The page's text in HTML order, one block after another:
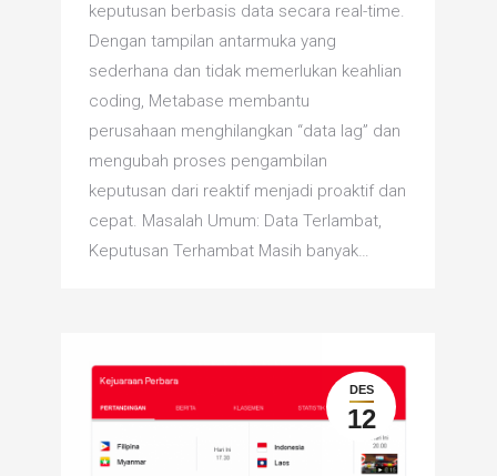
keputusan berbasis data secara real-time.
Dengan tampilan antarmuka yang
sederhana dan tidak memerlukan keahlian
coding, Metabase membantu
perusahaan menghilangkan “data lag” dan
mengubah proses pengambilan
keputusan dari reaktif menjadi proaktif dan
cepat. Masalah Umum: Data Terlambat,
Keputusan Terhambat Masih banyak…
DES
12